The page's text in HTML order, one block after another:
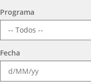
Programa
Fecha